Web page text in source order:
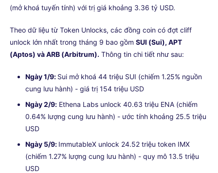
(mở khoá tuyến tính) với trị giá khoảng 3.36 tỷ USD.
Theo dữ liệu từ Token Unlocks, các đồng coin có đợt cliff
unlock lớn nhất trong tháng 9 bao gồm SUI (Sui), APT
(Aptos) và ARB (Arbitrum). Thông tin chi tiết như sau:
Ngày 1/9: Sui mở khoá 44 triệu SUI (chiếm 1.25% nguồn
cung lưu hành) - giá trị 154 triệu USD
Ngày 2/9: Ethena Labs unlock 40.63 triệu ENA (chiếm
0.64% lượng cung lưu hành) - ước tính khoảng 25.5 triệu
USD
Ngày 5/9: ImmutableX unlock 24.52 triệu token IMX
(chiếm 1.27% lượng cung lưu hành) - quy mô 13.5 triệu
USD